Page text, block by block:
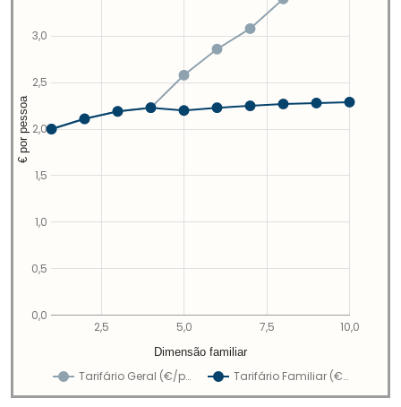
Tarifário Geral (€/p… Tarifário Familiar (€…
2,5 5,0 7,5 10,0
0,0
0,5
1,0
1,5
2,0
2,5
3,0
Dimensão familiar
€ por pessoa